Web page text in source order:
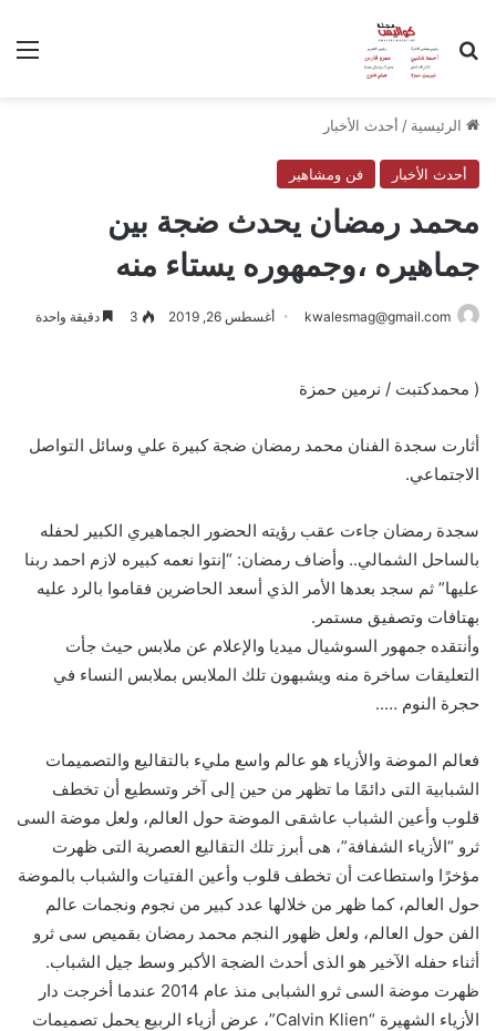
بحث عن
الرئيسية / أحدث الأخبار
أحدث الأخبار فن ومشاهير
محمد رمضان يحدث ضجة بين
جماهيره ،وجمهوره يستاء منه
kwalesmag@gmail.com أغسطس 26, 2019 3 دقيقة واحدة
( محمدكتبت / نرمين حمزة
أثارت سجدة الفنان محمد رمضان ضجة كبيرة علي وسائل التواصل
الاجتماعي.
سجدة رمضان جاءت عقب رؤيته الحضور الجماهيري الكبير لحفله
بالساحل الشمالي.. وأضاف رمضان: “إنتوا نعمه كبيره لازم احمد ربنا
عليها” ثم سجد بعدها الأمر الذي أسعد الحاضرين فقاموا بالرد عليه
بهتافات وتصفيق مستمر.
وأنتقده جمهور السوشيال ميديا والإعلام عن ملابس حيث جأت
التعليقات ساخرة منه ويشبهون تلك الملابس بملابس النساء في
حجرة النوم …..
فعالم الموضة والأزياء هو عالم واسع مليء بالتقاليع والتصميمات
الشبابية التى دائمًا ما تظهر من حين إلى آخر وتسطيع أن تخطف
قلوب وأعين الشباب عاشقى الموضة حول العالم، ولعل موضة السى
ثرو “الأزياء الشفافة”، هى أبرز تلك التقاليع العصرية التى ظهرت
مؤخرًا واستطاعت أن تخطف قلوب وأعين الفتيات والشباب بالموضة
حول العالم، كما ظهر من خلالها عدد كبير من نجوم ونجمات عالم
الفن حول العالم، ولعل ظهور النجم محمد رمضان بقميص سى ثرو
أثناء حفله الآخير هو الذى أحدث الضجة الأكبر وسط جيل الشباب.
ظهرت موضة السى ثرو الشبابى منذ عام 2014 عندما أخرجت دار
الأزياء الشهيرة “Calvin Klien”، عرض أزياء الربيع يحمل تصميمات